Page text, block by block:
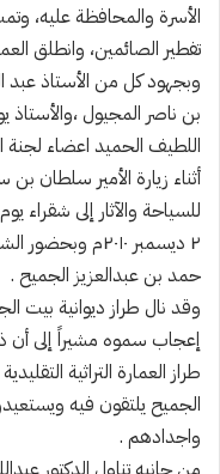
الأسرة والمحافظة عليه،
وبجهود كل من الأستاذ عبد
بن ناصر المجيول ،والأستاذ
اللطيف الحميد اعضاء لجنة
أثناء زيارة الأمير سلطان
٢ ديسمبر ٢٠١٠م
حمد بن عبدالعزيز الجميح .
وقد نال طراز ديوانية بيت
إعجاب سموه مشيراً إلى
طراز العمارة التراثية
الجميح يلتقون فيه
واجدادهم .